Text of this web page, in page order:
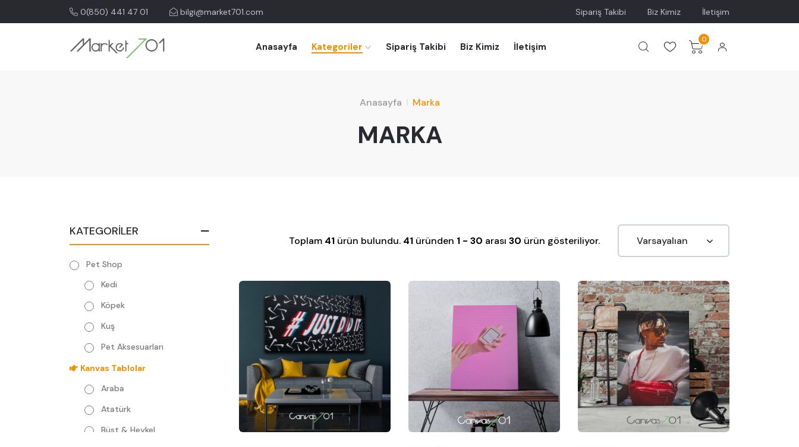
0(850) 441 47 01 bilgi@market701.com Sipariş Takibi Biz Kimiz İletişim
Anasayfa Kategoriler Sipariş Takibi Biz Kimiz İletişim
0
Anasayfa Marka
MARKA
KATEGORİLER
Pet Shop
Kedi
Köpek
Kuş
Pet Aksesuarları
Kanvas Tablolar
Araba
Atatürk
Büst & Heykel
Toplam 41 ürün bulundu. 41 üründen 1 - 30 arası 30 ürün gösteriliyor.